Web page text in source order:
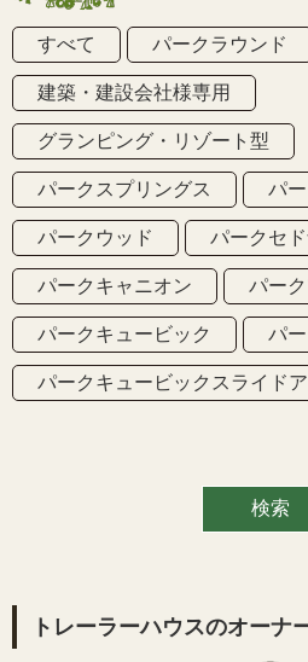
すべて パークラウンド
建築・建設会社様専用
グランピング・リゾート型
パークスプリングス パ
パークウッド パークセ
パークキャニオン パー
パークキュービック パ
パークキュービックスライドア
トレーラーハウスのオーナ